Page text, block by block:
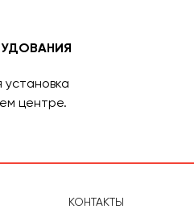
центре.
КОНТАКТЫ